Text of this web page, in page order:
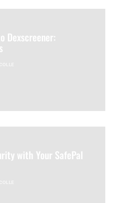
Dexscreener:
with Your SafePal